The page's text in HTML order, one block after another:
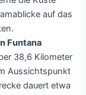
auf das
Funtana
38,6 Kilometer
Aussichtspunkt
dauert etwa